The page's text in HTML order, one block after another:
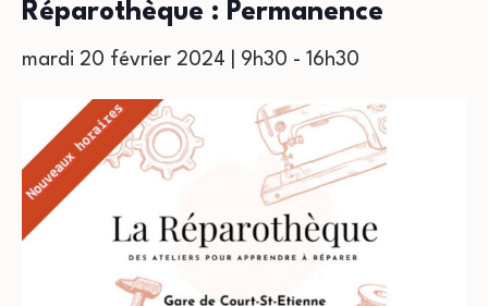
Réparothèque : Permanence
mardi 20 février 2024 | 9h30 - 16h30